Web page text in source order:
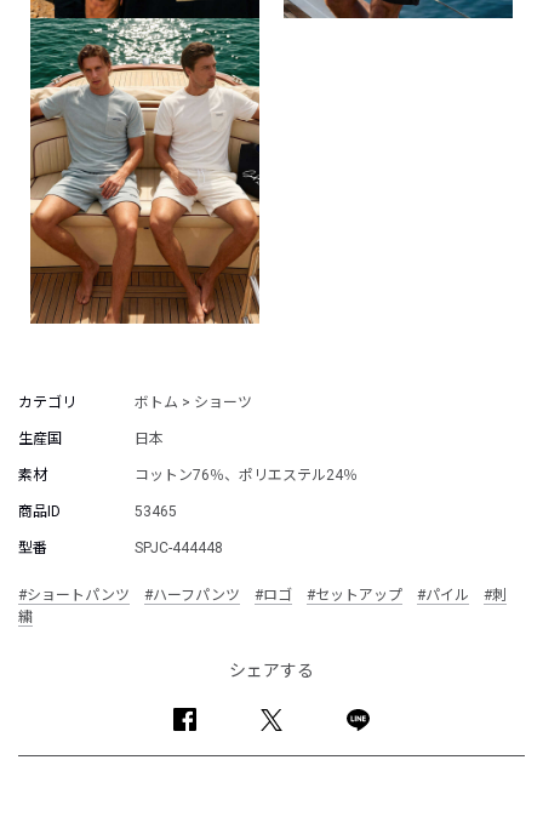
カテゴリ ボトム > ショーツ
生産国 日本
素材 コットン76％、ポリエステル24％
商品ID 53465
型番 SPJC-444448
#ショートパンツ #ハーフパンツ #ロゴ #セットアップ #パイル
#刺
繍
シェアする